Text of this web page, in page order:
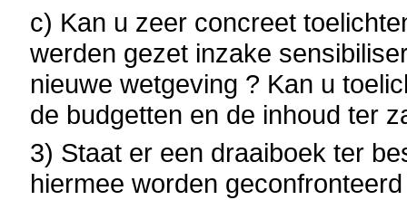
c) Kan u zeer concreet
werden gezet inzake
nieuwe wetgeving ? Kan u
de budgetten en de inhoud ter
3) Staat er een draaiboek ter
hiermee worden